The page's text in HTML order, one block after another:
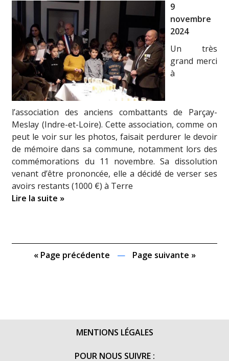
9
novembre
2024
Un très
grand merci
à
l’association des anciens combattants de Parçay-
Meslay (Indre-et-Loire). Cette association, comme on
peut le voir sur les photos, faisait perdurer le devoir
de mémoire dans sa commune, notamment lors des
commémorations du 11 novembre. Sa dissolution
venant d’être prononcée, elle a décidé de verser ses
avoirs restants (1000 €) à Terre
Lire la suite »
« Page précédente — Page suivante »
MENTIONS LÉGALES
POUR NOUS SUIVRE :